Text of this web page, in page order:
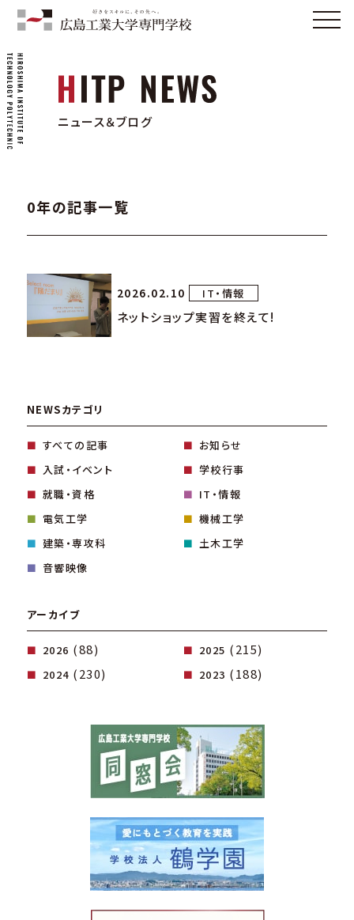
ニュース＆ブログ
0年の記事一覧
2026.02.10 IT・情報
ネットショップ実習を終えて!
NEWSカテゴリ
すべての記事
お知らせ
入試・イベント
学校行事
就職・資格
IT・情報
電気工学
機械工学
建築・専攻科
土木工学
音響映像
アーカイブ
2026 (88) 2025 (215)
2024 (230) 2023 (188)